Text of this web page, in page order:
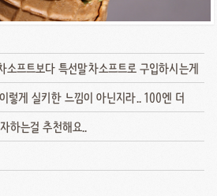
프트보다 특선말차소프트로 구입하시는게
렇게 실키한 느낌이 아닌지라.. 100엔 더
하는걸 추천해요..